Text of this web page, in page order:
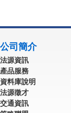
公司簡介
法源資訊
產品服務
資料庫說明
法源徵才
交通資訊